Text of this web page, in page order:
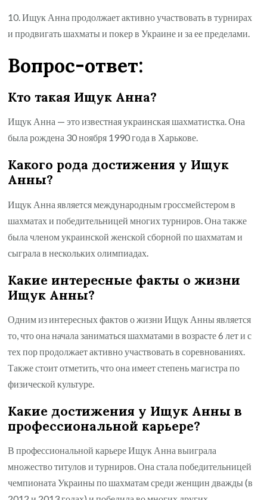
10. Ищук Анна продолжает активно участвовать в турнирах
и продвигать шахматы и покер в Украине и за ее пределами.
Вопрос-ответ:
Кто такая Ищук Анна?
Ищук Анна — это известная украинская шахматистка. Она
была рождена 30 ноября 1990 года в Харькове.
Какого рода достижения у Ищук
Анны?
Ищук Анна является международным гроссмейстером в
шахматах и победительницей многих турниров. Она также
была членом украинской женской сборной по шахматам и
сыграла в нескольких олимпиадах.
Какие интересные факты о жизни
Ищук Анны?
Одним из интересных фактов о жизни Ищук Анны является
то, что она начала заниматься шахматами в возрасте 6 лет и с
тех пор продолжает активно участвовать в соревнованиях.
Также стоит отметить, что она имеет степень магистра по
физической культуре.
Какие достижения у Ищук Анны в
профессиональной карьере?
В профессиональной карьере Ищук Анна выиграла
множество титулов и турниров. Она стала победительницей
чемпионата Украины по шахматам среди женщин дважды (в